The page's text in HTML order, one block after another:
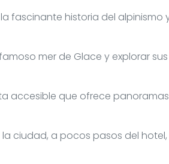
fascinante historia del alpinismo
mer de Glace y explorar sus
accesible que ofrece panoramas
ciudad, a pocos pasos del hotel,